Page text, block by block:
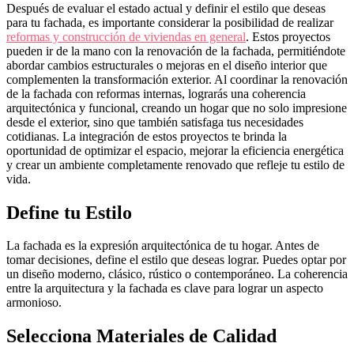
Después de evaluar el estado actual y definir el estilo que deseas
para tu fachada, es importante considerar la posibilidad de realizar
reformas y construcción de viviendas en general. Estos proyectos
pueden ir de la mano con la renovación de la fachada, permitiéndote
abordar cambios estructurales o mejoras en el diseño interior que
complementen la transformación exterior. Al coordinar la renovación
de la fachada con reformas internas, lograrás una coherencia
arquitectónica y funcional, creando un hogar que no solo impresione
desde el exterior, sino que también satisfaga tus necesidades
cotidianas. La integración de estos proyectos te brinda la
oportunidad de optimizar el espacio, mejorar la eficiencia energética
y crear un ambiente completamente renovado que refleje tu estilo de
vida.
Define tu Estilo
La fachada es la expresión arquitectónica de tu hogar. Antes de
tomar decisiones, define el estilo que deseas lograr. Puedes optar por
un diseño moderno, clásico, rústico o contemporáneo. La coherencia
entre la arquitectura y la fachada es clave para lograr un aspecto
armonioso.
Selecciona Materiales de Calidad